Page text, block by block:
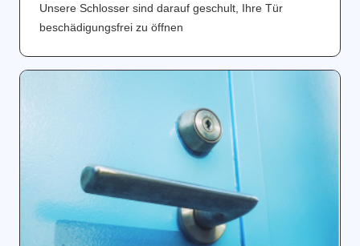
Unsere Schlosser sind darauf geschult, Ihre Tür
beschädigungsfrei zu öffnen